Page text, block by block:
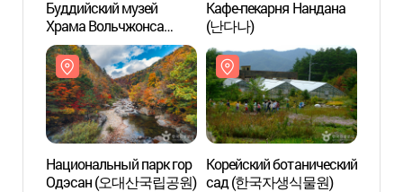
Буддийский музей
Храма Вольчжонса
(월정사성보박물관)
Кафе-пекарня Нандана
(난다나)
Национальный парк гор
Одэсан (오대산국립공원)
Корейский ботанический
сад (한국자생식물원)